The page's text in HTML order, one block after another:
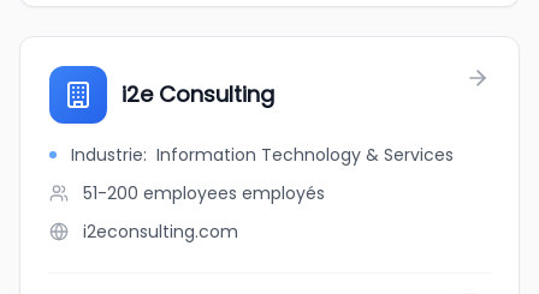
i2e Consulting
Industrie: Information Technology & Services
51-200 employees employés
i2econsulting.com